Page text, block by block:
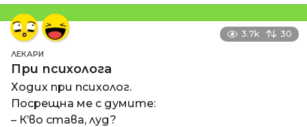
3.7k 30
ЛЕКАРИ
При психолога
Ходих при психолог.
Посрещна ме с думите:
– К’во става, луд?